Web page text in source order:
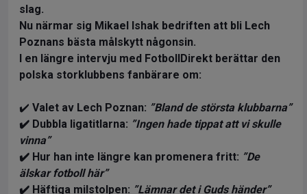
slag.
Nu närmar sig Mikael Ishak bedriften att bli Lech
Poznans bästa målskytt någonsin.
I en längre intervju med FotbollDirekt berättar den
polska storklubbens fanbärare om:
✔️ Valet av Lech Poznan: ”Bland de största klubbarna”
✔️ Dubbla ligatitlarna: ”Ingen hade tippat att vi skulle
vinna”
✔️ Hur han inte längre kan promenera fritt: ”De
älskar fotboll här”
✔️ Häftiga milstolpen: ”Lämnar det i Guds händer”